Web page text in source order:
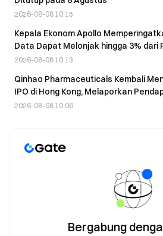
2026-08-08 10:15
Kepala Ekonom Apollo
Data Dapat Melonjak hingga 3% dari
Meningkatkan Risiko Pembalikan
2026-08-08 10:13
Qinhao Pharmaceuticals Kembali
IPO di Hong Kong, Melaporkan
Juta Yuan dalam Lima Bulan Pertama
2026-08-08 10:06
Bergabung